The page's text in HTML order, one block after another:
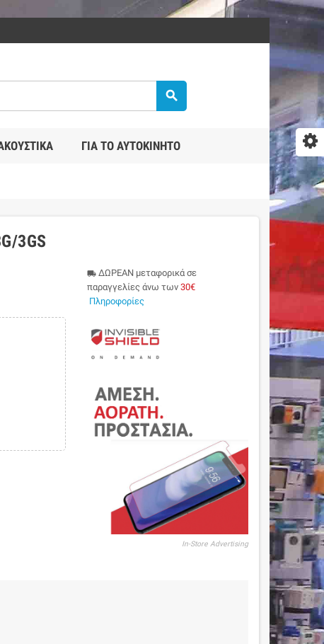
search
ΓΙΑ ΤΟ ΑΥΤΟΚΊΝΗΤΟ
3GS
local_shipping ΔΩΡΕΑΝ μεταφορικά σε
παραγγελίες άνω των 30€
Πληροφορίες
In-Store Advertising